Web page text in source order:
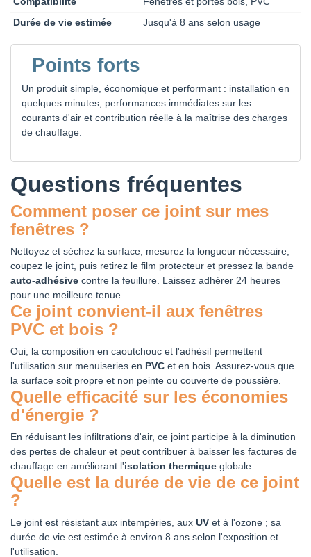
Durée de vie estimée
Jusqu'à 8 ans selon usage
Points forts
Un produit simple, économique et performant : installation en
quelques minutes, performances immédiates sur les
courants d'air et contribution réelle à la maîtrise des charges
de chauffage.
Questions fréquentes
Comment poser ce joint sur mes
fenêtres ?
Nettoyez et séchez la surface, mesurez la longueur nécessaire,
coupez le joint, puis retirez le film protecteur et pressez la bande
auto-adhésive contre la feuillure. Laissez adhérer 24 heures
pour une meilleure tenue.
Ce joint convient-il aux fenêtres
PVC et bois ?
Oui, la composition en caoutchouc et l'adhésif permettent
l'utilisation sur menuiseries en PVC et en bois. Assurez-vous que
la surface soit propre et non peinte ou couverte de poussière.
Quelle efficacité sur les économies
d'énergie ?
En réduisant les infiltrations d'air, ce joint participe à la diminution
des pertes de chaleur et peut contribuer à baisser les factures de
chauffage en améliorant l'isolation thermique globale.
Quelle est la durée de vie de ce joint
?
Le joint est résistant aux intempéries, aux UV et à l'ozone ; sa
durée de vie est estimée à environ 8 ans selon l'exposition et
l'utilisation.